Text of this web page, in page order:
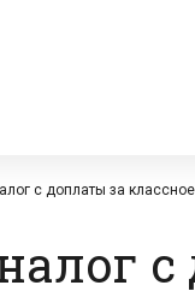
с доплаты за